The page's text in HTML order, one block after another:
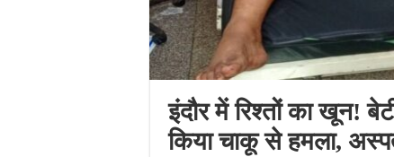
इंदौर में रिश्तों का खून!
किया चाकू से हमला,